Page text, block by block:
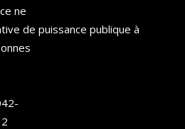
ne
de puissance publique à